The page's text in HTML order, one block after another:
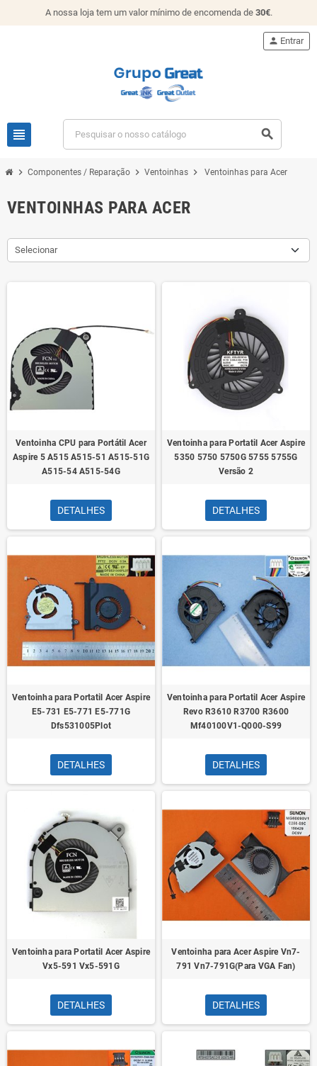
A nossa loja tem um valor mínimo de encomenda de 30€.
view_headline search
person Entrar
chevron_right Componentes / Reparação chevron_right Ventoinhas chevron_right Ventoinhas para Acer
VENTOINHAS PARA ACER
Selecionar
Ventoinha CPU para Portátil Acer
Aspire 5 A515 A515-51 A515-51G
A515-54 A515-54G
DETALHES
Ventoinha para Portatil Acer Aspire
5350 5750 5750G 5755 5755G
Versão 2
DETALHES
Ventoinha para Portatil Acer Aspire
E5-731 E5-771 E5-771G
Dfs531005Plot
DETALHES
Ventoinha para Portatil Acer Aspire
Revo R3610 R3700 R3600
Mf40100V1-Q000-S99
DETALHES
Ventoinha para Portatil Acer Aspire
Vx5-591 Vx5-591G
DETALHES
Ventoinha para Acer Aspire Vn7-
791 Vn7-791G(Para VGA Fan)
DETALHES